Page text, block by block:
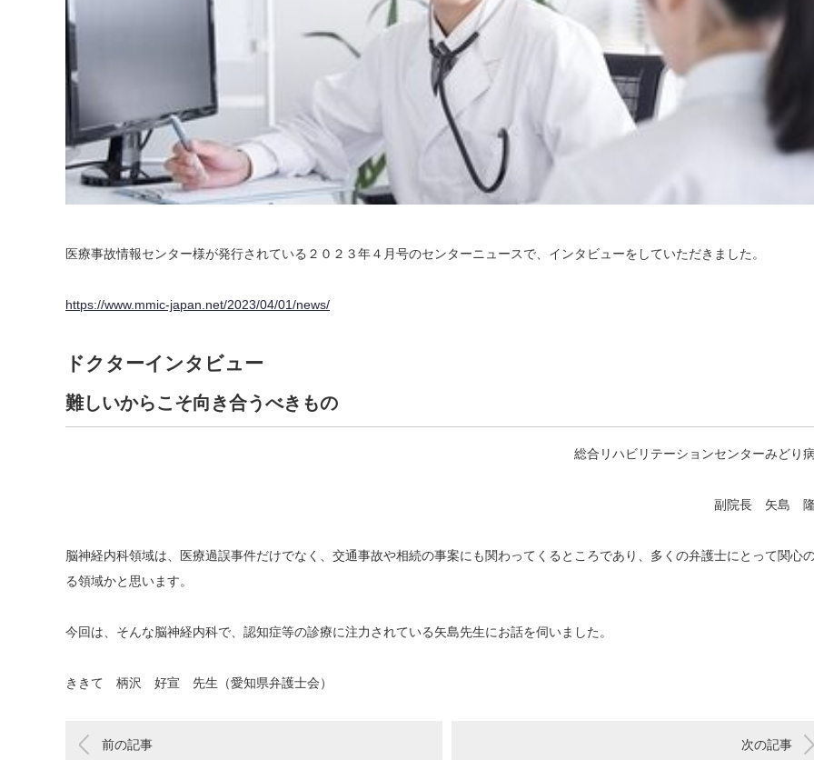
医療事故情報センター様が発行されている２０２３年４月号のセンターニュースで、インタビューをしていただきました。
https://www.mmic-japan.net/2023/04/01/news/
ドクターインタビュー
難しいからこそ向き合うべきもの
総合リハビリテーションセンターみどり
副院長 矢島
脳神経内科領域は、医療過誤事件だけでなく、交通事故や相続の事案にも関わってくるところであり、多くの弁護士にとって関心
る領域かと思います。
今回は、そんな脳神経内科で、認知症等の診療に注力されている矢島先生にお話を伺いました。
ききて 柄沢 好宣 先生（愛知県弁護士会）
前の記事 次の記事